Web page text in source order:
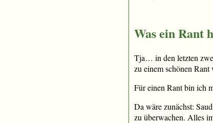
Was ein Rant
Tja… in den letzten
zu einem schönen Rant
Für einen Rant bin ich
Da wäre zunächst:
zu überwachen. Alles